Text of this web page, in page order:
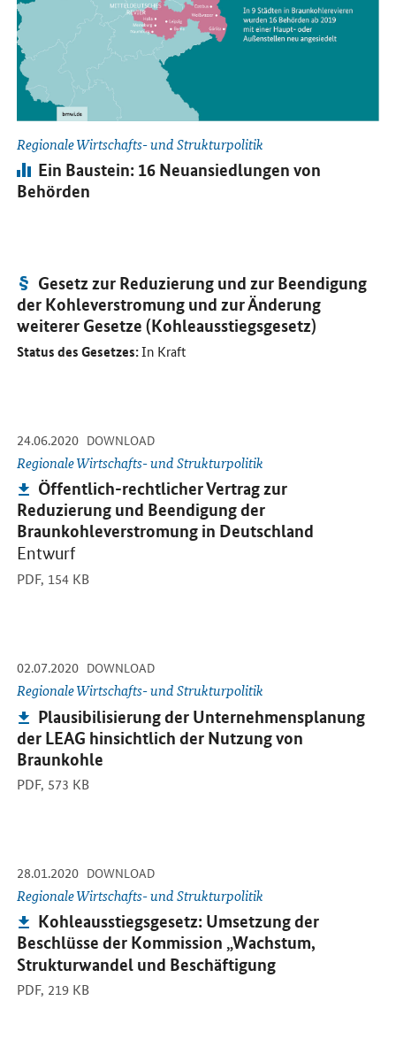
Regionale Wirtschafts- und Strukturpolitik
Infografik:
Ein Baustein: 16 Neuansiedlungen von
Behörden
Gesetz:
Gesetz zur Reduzierung und zur Beendigung
der Kohleverstromung und zur Änderung
weiterer Gesetze (Kohleausstiegsgesetz)
Status des Gesetzes:In Kraft
Öffnet Einzelsicht
24.06.2020 -
DOWNLOAD-
Regionale Wirtschafts- und Strukturpolitik
Publikation:
Öffentlich-rechtlicher Vertrag zur
Reduzierung und Beendigung der
Braunkohleverstromung in Deutschland
Entwurf
PDF, 154 KB
Öffnet PDF "Öffentlich-rechtlicher Vertrag zur Reduzierung und
02.07.2020 -
DOWNLOAD-
Regionale Wirtschafts- und Strukturpolitik
Publikation:
Plausibilisierung der Unternehmensplanung
der LEAG hinsichtlich der Nutzung von
Braunkohle
PDF, 573 KB
Öffnet PDF "Plausibilisierung der Unternehmensplanung der
28.01.2020 -
DOWNLOAD-
Regionale Wirtschafts- und Strukturpolitik
Publikation:
Kohleausstiegsgesetz: Umsetzung der
Beschlüsse der Kommission „Wachstum,
Strukturwandel und Beschäftigung
PDF, 219 KB
Öffnet PDF "Kohleausstiegsgesetz: Umsetzung der Beschlüsse